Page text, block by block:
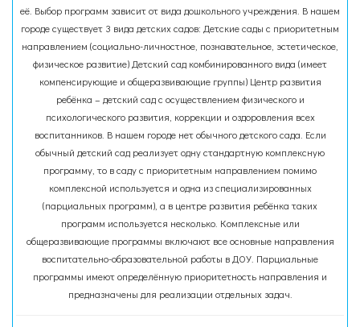
её. Выбор программ зависит от вида дошкольного учреждения. В нашем
городе существует 3 вида детских садов: Детские сады с приоритетным
направлением (социально-личностное, познавательное, эстетическое,
физическое развитие) Детский сад комбинированного вида (имеет
компенсирующие и общеразвивающие группы) Центр развития
ребёнка – детский сад с осуществлением физического и
психологического развития, коррекции и оздоровления всех
воспитанников. В нашем городе нет обычного детского сада. Если
обычный детский сад реализует одну стандартную комплексную
программу, то в саду с приоритетным направлением помимо
комплексной используется и одна из специализированных
(парциальных программ), а в центре развития ребёнка таких
программ используется несколько. Комплексные или
общеразвивающие программы включают все основные направления
воспитательно-образовательной работы в ДОУ. Парциальные
программы имеют определённую приоритетность направления и
предназначены для реализации отдельных задач.